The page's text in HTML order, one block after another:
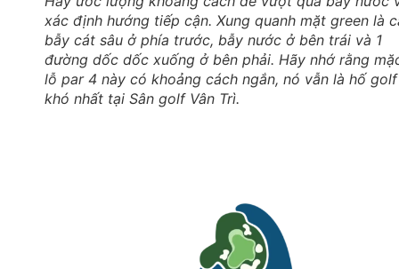
xác định hướng tiếp cận. Xung quanh mặt green là
bẫy cát sâu ở phía trước, bẫy nước ở bên trái và 1
đường dốc dốc xuống ở bên phải. Hãy nhớ rằng
lỗ par 4 này có khoảng cách ngắn, nó vẫn là hố golf
khó nhất tại Sân golf Vân Trì.